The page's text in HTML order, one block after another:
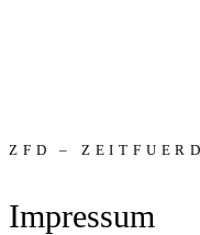
ZFD –
Impressum